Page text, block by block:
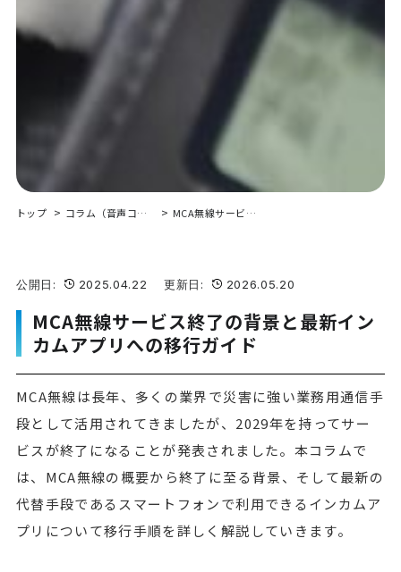
トップ コラム（音声コミュニケーション） MCA無線サービス終了の背景と最新インカムアプリへの移行ガイド
公開日: 2025.04.22 更新日: 2026.05.20
MCA無線サービス終了の背景と最新イン
カムアプリへの移行ガイド
MCA無線は長年、多くの業界で災害に強い業務用通信手
段として活用されてきましたが、2029年を持ってサー
ビスが終了になることが発表されました。本コラムで
は、MCA無線の概要から終了に至る背景、そして最新の
代替手段であるスマートフォンで利用できるインカムア
プリについて移行手順を詳しく解説していきます。